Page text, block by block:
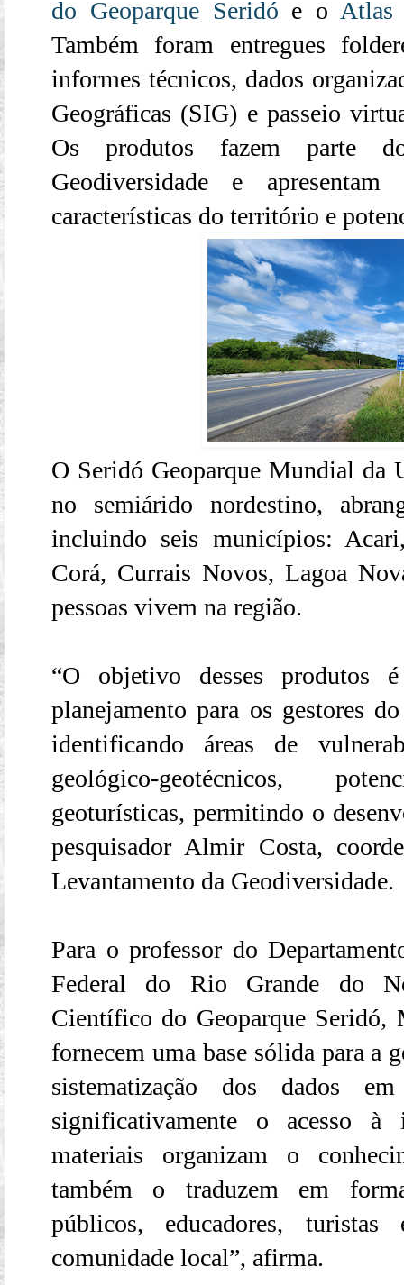
do Geoparque Seridó e o Atlas
Também foram entregues
informes técnicos, dados
Geográficas (SIG) e passeio
Os produtos fazem parte
Geodiversidade e
características do território e
O Seridó Geoparque Mundial da
no semiárido nordestino,
incluindo seis municípios:
Corá, Currais Novos, Lagoa
pessoas vivem na região.
“O objetivo desses produtos
planejamento para os gestores
identificando áreas de
geológico-geotécnicos,
geoturísticas, permitindo o
pesquisador Almir Costa,
Levantamento da Geodiversidade.
Para o professor do
Federal do Rio Grande do
Científico do Geoparque Seridó,
fornecem uma base sólida para a
sistematização dos dados
significativamente o acesso à
materiais organizam o
também o traduzem em
públicos, educadores,
comunidade local”, afirma.